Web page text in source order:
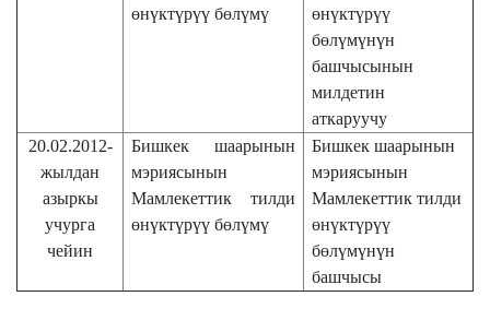
өнүктүрүү бөлүмү
өнүктүрүү
бөлүмүнүн
башчысынын
милдетин
аткаруучу
20.02.2012-
жылдан
азыркы
учурга
чейин
Бишкек шаарынын
мэриясынын
Мамлекеттик тилди
өнүктүрүү бөлүмү
Бишкек шаарынын
мэриясынын
Мамлекеттик тилди
өнүктүрүү
бөлүмүнүн
башчысы